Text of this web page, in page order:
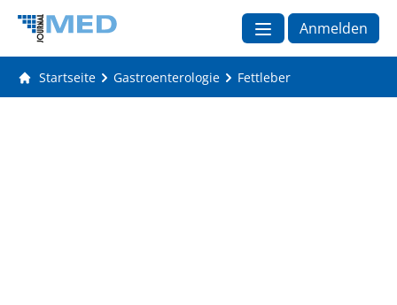
Anmelden
Startseite Gastroenterologie Fettleber